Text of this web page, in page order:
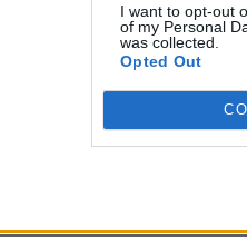
I want to opt-out
of my Personal
was collected.
Opted Out
ΕΛΛΑΔΑ
Μειωμένη
Ποιοι